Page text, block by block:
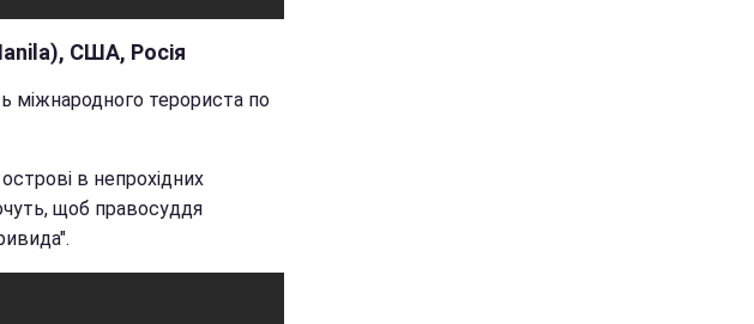
США, Росія
міжнародного терориста по
в непрохідних
щоб правосуддя